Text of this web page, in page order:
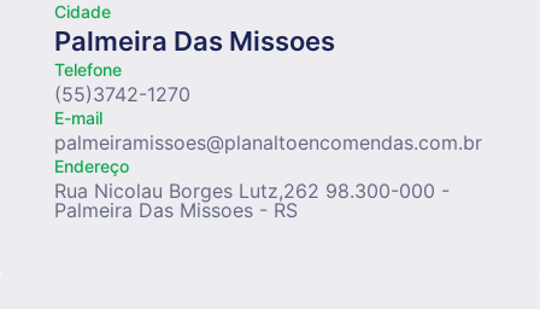
Cidade
Palmeira Das Missoes
Telefone
(55)3742-1270
E-mail
palmeiramissoes@planaltoencomendas.com.br
Endereço
Rua Nicolau Borges Lutz,262 98.300-000 -
Palmeira Das Missoes - RS